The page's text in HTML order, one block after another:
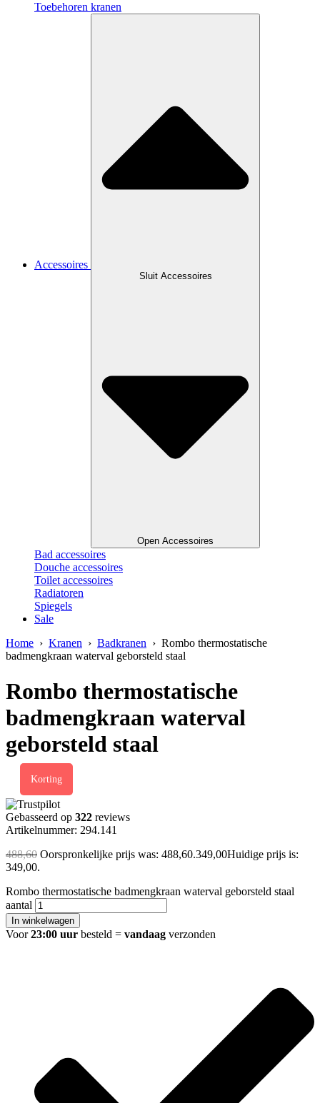
Toebehoren kranen
Accessoires
Sluit Accessoires
Open Accessoires
Bad accessoires
Douche accessoires
Toilet accessoires
Radiatoren
Spiegels
Sale
Home › Kranen › Badkranen › Rombo thermostatische
badmengkraan waterval geborsteld staal
Rombo thermostatische
badmengkraan waterval
geborsteld staal
Korting
Gebasseerd op 322 reviews
Artikelnummer: 294.141
488,60 Oorspronkelijke prijs was: 488,60.349,00Huidige prijs is:
349,00.
Rombo thermostatische badmengkraan waterval geborsteld staal
aantal
In winkelwagen
Voor23:00 uur besteld = vandaag verzonden